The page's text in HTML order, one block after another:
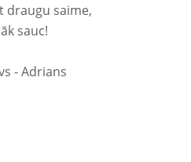
draugu saime,
sauc!
- Adrians